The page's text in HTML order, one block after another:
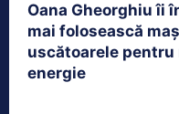
Oana Gheorghiu îi
mai folosească
uscătoarele
energie